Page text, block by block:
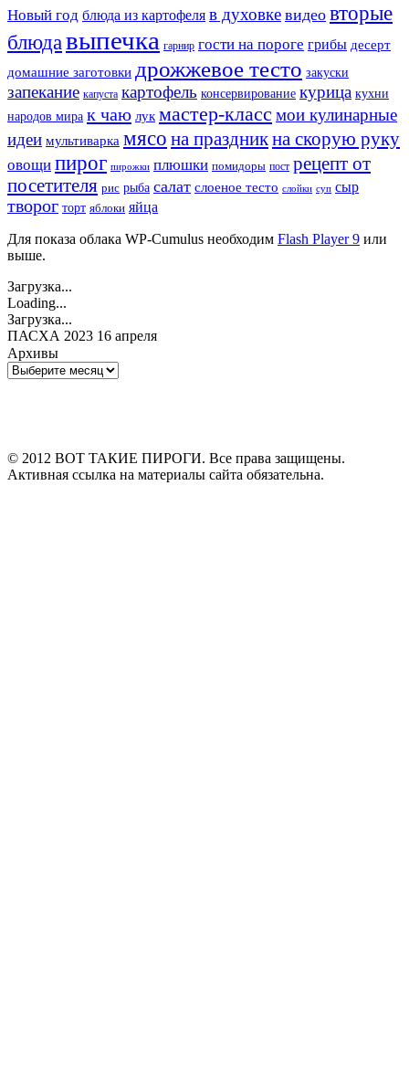
Новый год блюда из картофеля в духовке видео вторые
блюдавыпечка гарнир гости на пороге грибы десерт
домашние заготовки дрожжевое тесто закуски
запекание капуста картофель консервирование курица кухни
народов мира к чаю лук мастер-класс мои кулинарные
идеи мультиварка мясо на праздникна скорую руку
овощи пирог пирожки плюшки помидоры пост рецепт от
посетителя рис рыба салат слоеное тесто слойки суп сыр
творог торт яблоки яйца
Для показа облака WP-Cumulus необходим Flash Player 9 или
выше.
Загрузка...
Loading...
Загрузка...
ПАСХА 2023 16 апреля
Архивы
Архивы
© 2012 ВОТ ТАКИЕ ПИРОГИ. Все права защищены.
Активная ссылка на материалы сайта обязательна.